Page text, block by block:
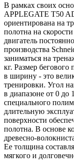
В рамках своих
APPLEGATE T50
ориентирована на
полотна на
двигатель
производства
заниматься на
кг. Размер бегового
в ширину - это
тренировки. Угол
в диапазоне от 0
специального
длительную
поверхности
полотна. В основе
древесно-
Ее толщина
мягкого и